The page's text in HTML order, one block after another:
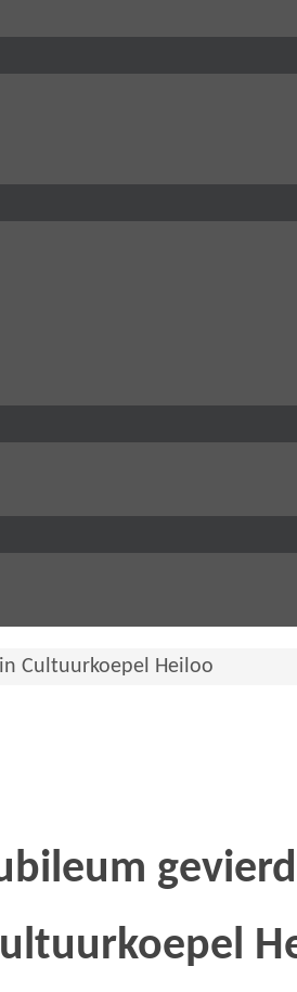
Cultuurkoepel Heiloo